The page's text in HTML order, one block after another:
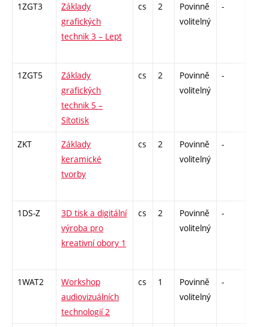
1ZGT3
Základy
grafických
technik 3 – Lept
cs 2
Povinně
volitelný
-
1ZGT5
Základy
grafických
technik 5 –
Sítotisk
cs 2
Povinně
volitelný
-
ZKT
Základy
keramické
tvorby
cs 2
Povinně
volitelný
-
1DS-Z
3D tisk a digitální
výroba pro
kreativní obory 1
cs 2
Povinně
volitelný
-
1WAT2
Workshop
audiovizuálních
technologií 2
cs 1
Povinně
volitelný
-